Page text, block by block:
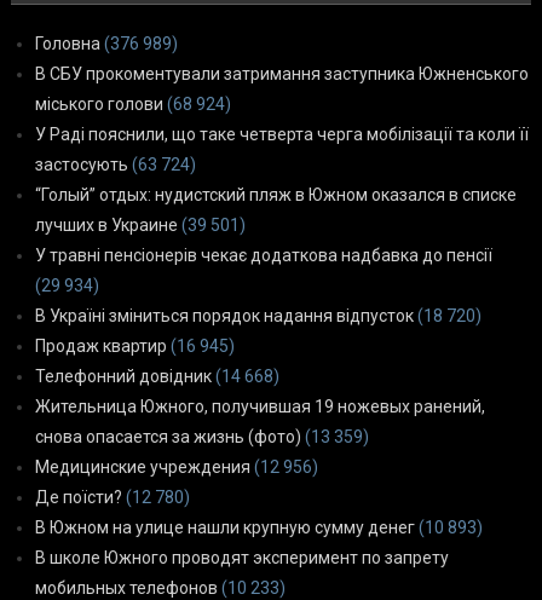
Головна (376 989)
В СБУ прокоментували затримання заступника Южненського
міського голови (68 924)
У Раді пояснили, що таке четверта черга мобілізації та коли її
застосують (63 724)
“Голый” отдых: нудистский пляж в Южном оказался в списке
лучших в Украине (39 501)
У травні пенсіонерів чекає додаткова надбавка до пенсії
(29 934)
В Україні зміниться порядок надання відпусток(18 720)
Продаж квартир (16 945)
Телефонний довідник(14 668)
Жительница Южного, получившая 19 ножевых ранений,
снова опасается за жизнь (фото) (13 359)
Медицинские учреждения (12 956)
Де поїсти? (12 780)
В Южном на улице нашли крупную сумму денег(10 893)
В школе Южного проводят эксперимент по запрету
мобильных телефонов (10 233)